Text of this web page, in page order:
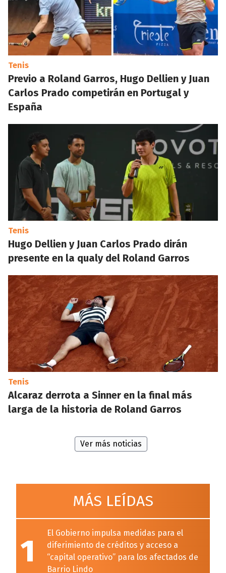
Tenis
Previo a Roland Garros, Hugo Dellien y Juan
Carlos Prado competirán en Portugal y
España
Tenis
Hugo Dellien y Juan Carlos Prado dirán
presente en la qualy del Roland Garros
Tenis
Alcaraz derrota a Sinner en la final más
larga de la historia de Roland Garros
Ver más noticias
MÁS LEÍDAS
1
El Gobierno impulsa medidas para el
diferimiento de créditos y acceso a
“capital operativo” para los afectados de
Barrio Lindo